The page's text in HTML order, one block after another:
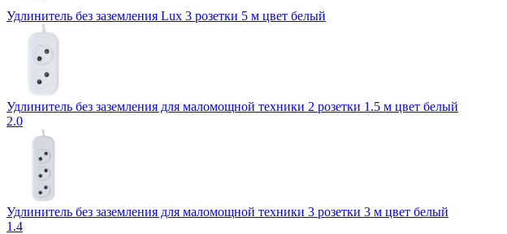
Удлинитель без заземления Lux 3 розетки 5 м цвет белый
Удлинитель без заземления для маломощной техники 2 розетки 1.5 м цвет белый
2.0
Удлинитель без заземления для маломощной техники 3 розетки 3 м цвет белый
1.4